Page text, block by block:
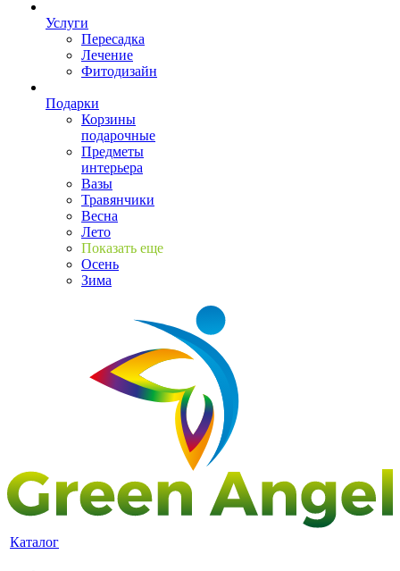
Услуги
Пересадка
Лечение
Фитодизайн
Подарки
Корзины
подарочные
Предметы
интерьера
Вазы
Травянчики
Весна
Лето
Показать еще
Осень
Зима
Каталог